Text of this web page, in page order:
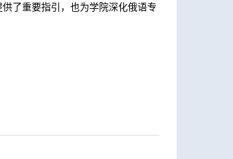
了重要指引，也为学院深化俄语专